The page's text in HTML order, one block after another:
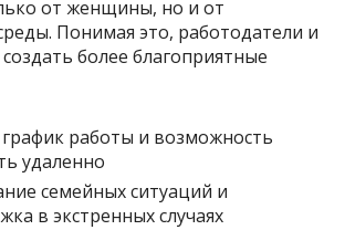
от женщины, но и от
Понимая это, работодатели и
более благоприятные
работы и возможность
удаленно
семейных ситуаций и
в экстренных случаях